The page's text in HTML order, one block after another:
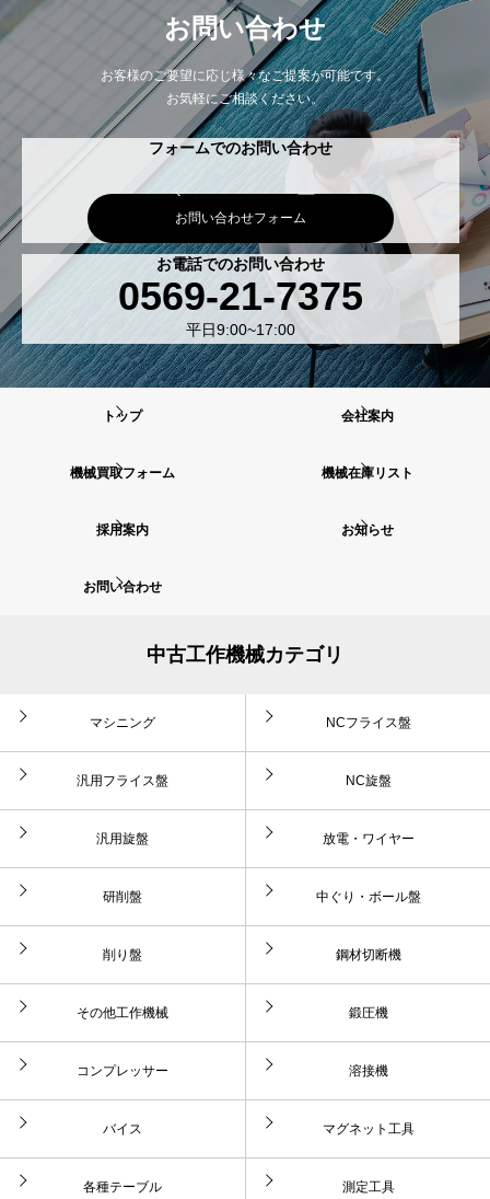
お問い合わせ
お客様のご要望に応じ様々なご提案が可能です。
お気軽にご相談ください。
フォームでのお問い合わせ
お問い合わせフォーム
お電話でのお問い合わせ
0569-21-7375
平日9:00~17:00
トップ 会社案内
機械買取フォーム 機械在庫リスト
採用案内 お知らせ
お問い合わせ
中古工作機械カテゴリ
マシニング NCフライス盤
汎用フライス盤 NC旋盤
汎用旋盤 放電・ワイヤー
研削盤 中ぐり・ボール盤
削り盤 鋼材切断機
その他工作機械 鍛圧機
コンプレッサー 溶接機
バイス マグネット工具
各種テーブル 測定工具